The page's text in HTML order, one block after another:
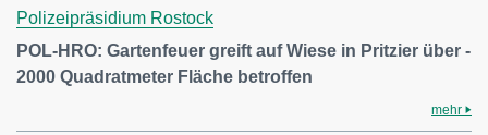
Polizeipräsidium Rostock
POL-HRO: Gartenfeuer greift auf Wiese in Pritzier über -
2000 Quadratmeter Fläche betroffen
mehr